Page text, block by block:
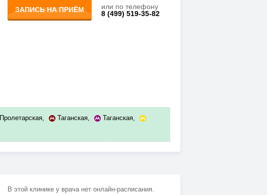
ЗАПИСЬ НА ПРИЁМ
или по телефону
8 (499) 519-35-82
Пролетарская, Таганская, Таганская,
В этой клинике у врача нет онлайн-расписания.